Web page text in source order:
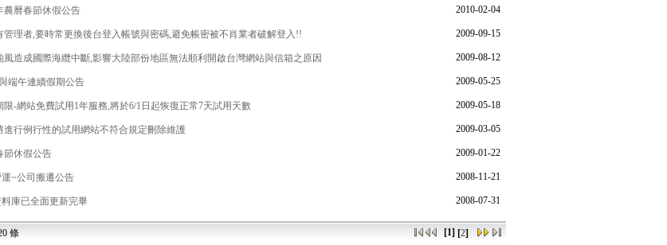
農曆春節休假公告 2010-02-04
管理者,要時常更換後台登入帳號與密碼,避免帳密被不肖業者破解登入!! 2009-09-15
風造成國際海纜中斷,影響大陸部份地區無法順利開啟台灣網站與信箱之原因 2009-08-12
端午連續假期公告 2009-05-25
限-網站免費試用1年服務,將於6/1日起恢復正常7天試用天數 2009-05-18
進行例行性的試用網站不符合規定刪除維護 2009-03-05
節休假公告 2009-01-22
運~公司搬遷公告 2008-11-21
料庫已全面更新完畢 2008-07-31
條 [1] [2]